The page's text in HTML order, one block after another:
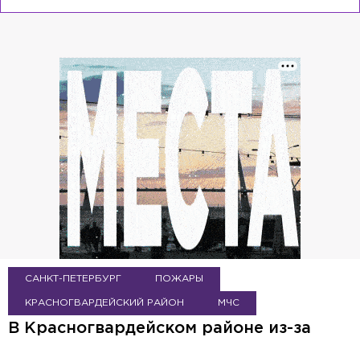
САНКТ-ПЕТЕРБУРГ ПОЖАРЫ
КРАСНОГВАРДЕЙСКИЙ РАЙОН МЧС
В Красногвардейском районе из-за